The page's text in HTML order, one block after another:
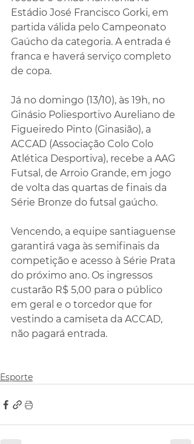
Estádio José Francisco Gorki, em
partida válida pelo Campeonato
Gaúcho da categoria. A entrada é
franca e haverá serviço completo
de copa.
Já no domingo (13/10), às 19h, no
Ginásio Poliesportivo Aureliano de
Figueiredo Pinto (Ginasião), a
ACCAD (Associação Colo Colo
Atlética Desportiva), recebe a AAG
Futsal, de Arroio Grande, em jogo
de volta das quartas de finais da
Série Bronze do futsal gaúcho.
Vencendo, a equipe santiaguense
garantirá vaga às semifinais da
competição e acesso à Série Prata
do próximo ano. Os ingressos
custarão R$ 5,00 para o público
em geral e o torcedor que for
vestindo a camiseta da ACCAD,
não pagará entrada.
Esporte